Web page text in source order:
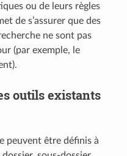
ou de leurs règles
de s’assurer que des
ne sont pas
(par exemple, le
outils existants
peuvent être définis à